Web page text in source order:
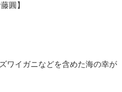
圓】
ワイガニなどを含めた海の幸が